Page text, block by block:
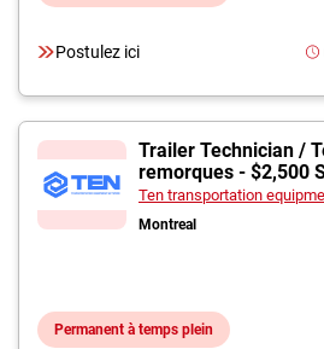
Postulez ici
Trailer Technician /
remorques - $2,500
Time Benefits
Ten transportation
Montreal
Permanent à temps plein